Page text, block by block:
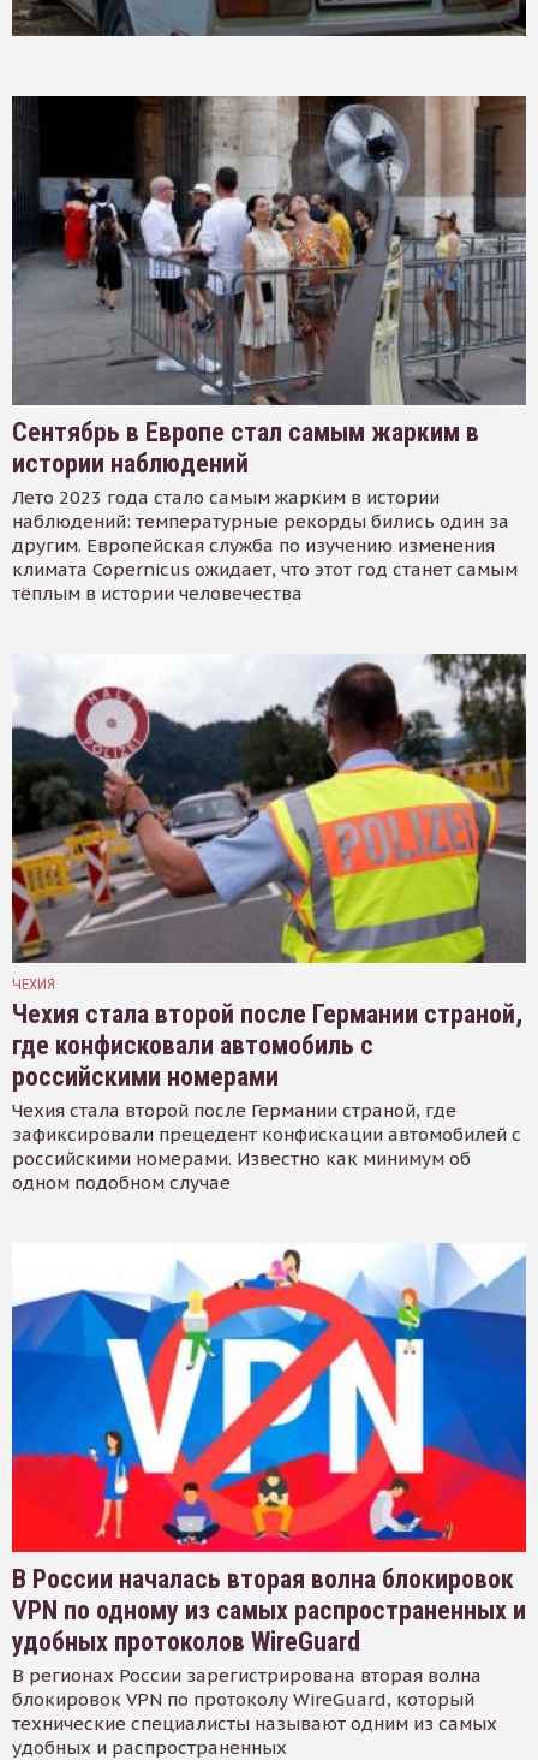
Сентябрь в Европе стал самым жарким в
истории наблюдений
Лето 2023 года стало самым жарким в истории
наблюдений: температурные рекорды бились один за
другим. Европейская служба по изучению изменения
климата Copernicus ожидает, что этот год станет самым
тёплым в истории человечества
ЧЕХИЯ
Чехия стала второй после Германии страной,
где конфисковали автомобиль с
российскими номерами
Чехия стала второй после Германии страной, где
зафиксировали прецедент конфискации автомобилей с
российскими номерами. Известно как минимум об
одном подобном случае
В России началась вторая волна блокировок
VPN по одному из самых распространенных и
удобных протоколов WireGuard
В регионах России зарегистрирована вторая волна
блокировок VPN по протоколу WireGuard, который
технические специалисты называют одним из самых
удобных и распространенных